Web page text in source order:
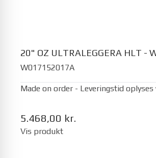
20" OZ ULTRALEGGERA HLT -
W017152017A
Made on order - Leveringstid
5.468,00 kr.
Vis produkt